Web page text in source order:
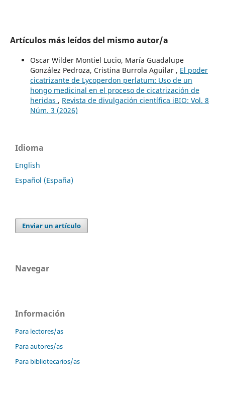
Artículos más leídos del mismo autor/a
Oscar Wilder Montiel Lucio, María Guadalupe
González Pedroza, Cristina Burrola Aguilar , El poder
cicatrizante de Lycoperdon perlatum: Uso de un
hongo medicinal en el proceso de cicatrización de
heridas , Revista de divulgación científica iBIO: Vol. 8
Núm. 3 (2026)
Idioma
English
Español (España)
Enviar un artículo
Navegar
Información
Para lectores/as
Para autores/as
Para bibliotecarios/as